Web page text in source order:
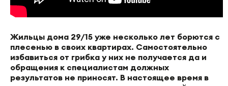
Жильцы дома 29/15 уже несколько лет борются с
плесенью в своих квартирах. Самостоятельно
избавиться от грибка у них не получается да и
обращения к специалистам должных
результатов не приносят. В настоящее время в